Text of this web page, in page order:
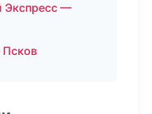
Экспресс —